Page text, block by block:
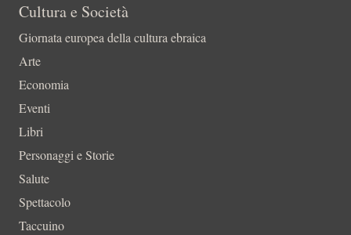
Cultura e Società
Giornata europea della cultura ebraica
Arte
Economia
Eventi
Libri
Personaggi e Storie
Salute
Spettacolo
Taccuino